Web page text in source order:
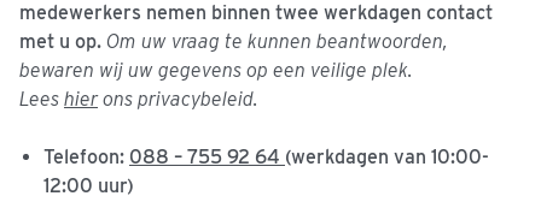
medewerkers nemen binnen twee werkdagen contact
met u op. Om uw vraag te kunnen beantwoorden,
bewaren wij uw gegevens op een veilige plek.
Lees hierons privacybeleid.
Telefoon: 088 – 755 92 64 (werkdagen van 10:00-
12:00 uur)